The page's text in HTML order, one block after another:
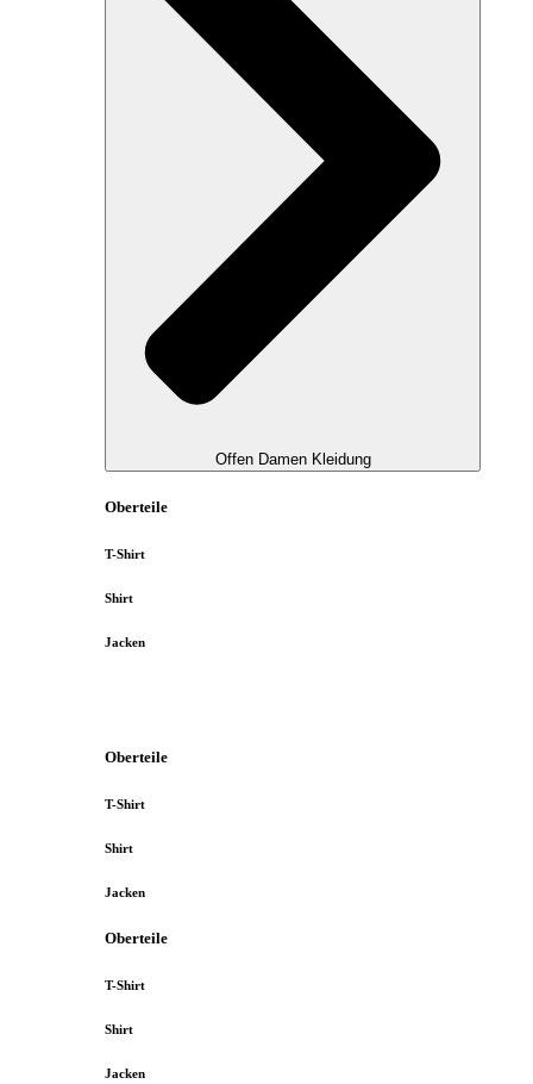
Offen Damen Kleidung
Oberteile
T-Shirt
Shirt
Jacken
Oberteile
T-Shirt
Shirt
Jacken
Oberteile
T-Shirt
Shirt
Jacken